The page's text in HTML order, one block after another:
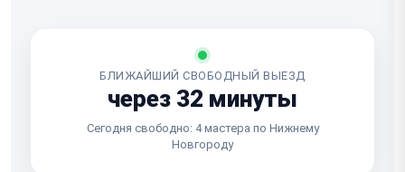
БЛИЖАЙШИЙ СВОБОДНЫЙ ВЫЕЗД
через 32 минуты
Сегодня свободно: 4 мастера по Нижнему
Новгороду